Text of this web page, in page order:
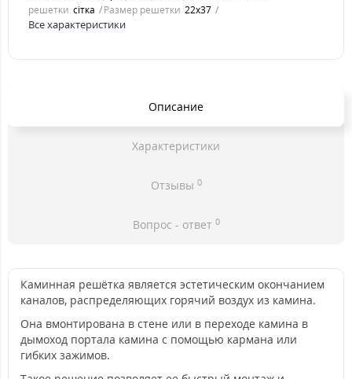
решетки сітка Размер решетки 22x37
Все характеристики
Описание
Характеристики
Отзывы 0
Вопрос - ответ 0
Каминная решётка является эстетическим окончанием
каналов, распределяющих горячий воздух из камина.
Она вмонтирована в стене или в переходе камина в
дымоход портала камина с помощью кармана или
гибких зажимов.